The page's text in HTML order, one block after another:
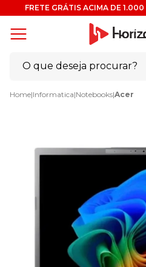
FRETE GRÁTIS ACIMA DE
Home|Informatica|Notebooks|Acer